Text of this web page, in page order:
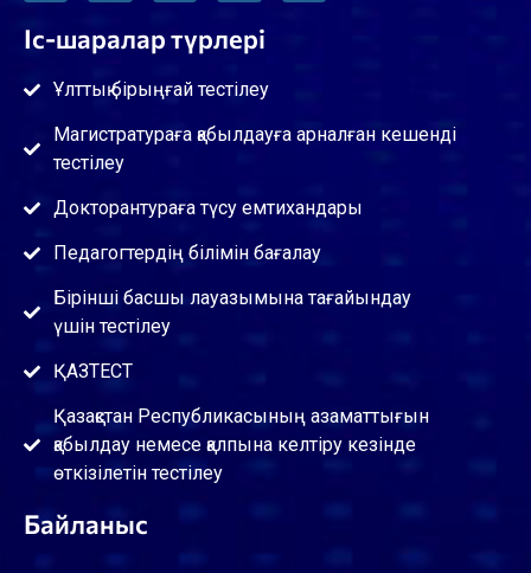
Іс-шаралар түрлері
Ұлттық бірыңғай тестілеу
Магистратураға қабылдауға арналған кешенді
тестілеу
Докторантураға түсу емтихандары
Педагогтердің білімін бағалау
Бірінші басшы лауазымына тағайындау
үшін тестілеу
ҚАЗТЕСТ
Қазақстан Республикасының азаматтығын
қабылдау немесе қалпына келтіру кезінде
өткізілетін тестілеу
Байланыс